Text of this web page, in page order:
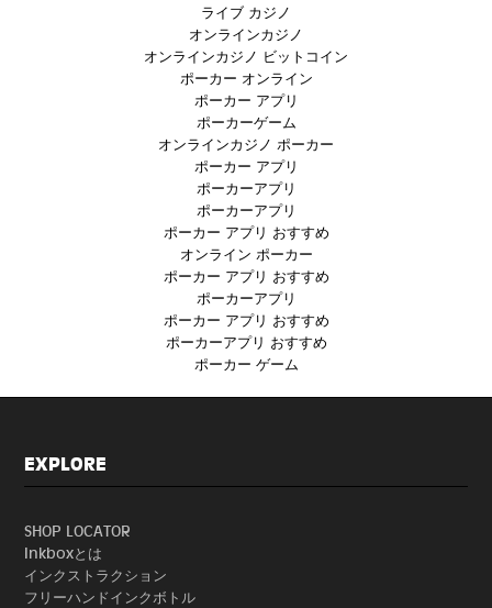
ライブ カジノ
オンラインカジノ
オンラインカジノ ビットコイン
ポーカー オンライン
ポーカー アプリ
ポーカーゲーム
オンラインカジノ ポーカー
ポーカー アプリ
ポーカーアプリ
ポーカーアプリ
ポーカー アプリ おすすめ
オンライン ポーカー
ポーカー アプリ おすすめ
ポーカーアプリ
ポーカー アプリ おすすめ
ポーカーアプリ おすすめ
ポーカー ゲーム
EXPLORE
SHOP LOCATOR
Inkboxとは
インクストラクション
フリーハンドインクボトル